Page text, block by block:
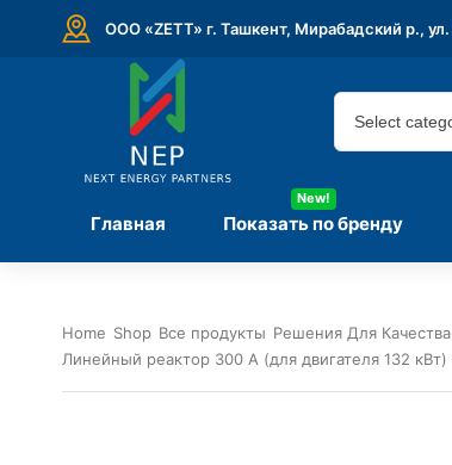
ООО «ZETT» г. Ташкент, Мирабадский р.,
Главная Показать по бренду
New!
Home Shop Все продукты Решения Для
Линейный реактор 300 А (для двигателя 132